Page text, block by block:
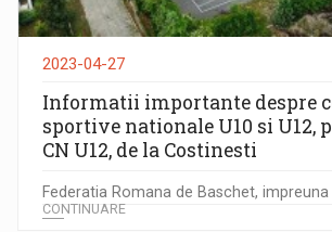
2023-04-27
Informatii importante despre
sportive nationale U10 si U12,
CN U12, de la Costinesti
Federatia Romana de Baschet, impreuna
CONTINUARE